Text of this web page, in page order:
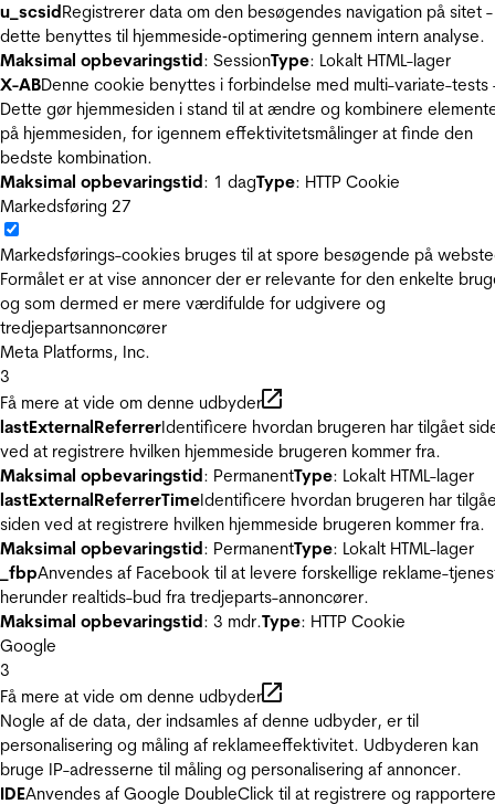
u_scsidRegistrerer data om den besøgendes navigation på sitet -
dette benyttes til hjemmeside‐optimering gennem intern analyse.
Maksimal opbevaringstid: SessionType: Lokalt HTML-lager
X-ABDenne cookie benyttes i forbindelse med multi-variate-tests
Dette gør hjemmesiden i stand til at ændre og kombinere
på hjemmesiden, for igennem effektivitetsmålinger at finde den
bedste kombination.
Maksimal opbevaringstid: 1 dagType: HTTP Cookie
Markedsføring 27
Markedsførings-cookies bruges til at spore besøgende på
Formålet er at vise annoncer der er relevante for den enkelte
og som dermed er mere værdifulde for udgivere og
tredjepartsannoncører
Meta Platforms, Inc.
3
Få mere at vide om denne udbyder
lastExternalReferrerIdentificere hvordan brugeren har tilgået
ved at registrere hvilken hjemmeside brugeren kommer fra.
Maksimal opbevaringstid: PermanentType: Lokalt HTML-lager
lastExternalReferrerTimeIdentificere hvordan brugeren har
siden ved at registrere hvilken hjemmeside brugeren kommer fra.
Maksimal opbevaringstid: PermanentType: Lokalt HTML-lager
_fbpAnvendes af Facebook til at levere forskellige reklame-
herunder realtids-bud fra tredjeparts-annoncører.
Maksimal opbevaringstid: 3 mdr.Type: HTTP Cookie
Google
3
Få mere at vide om denne udbyder
Nogle af de data, der indsamles af denne udbyder, er til
personalisering og måling af reklameeffektivitet. Udbyderen kan
bruge IP-adresserne til måling og personalisering af annoncer.
IDEAnvendes af Google DoubleClick til at registrere og